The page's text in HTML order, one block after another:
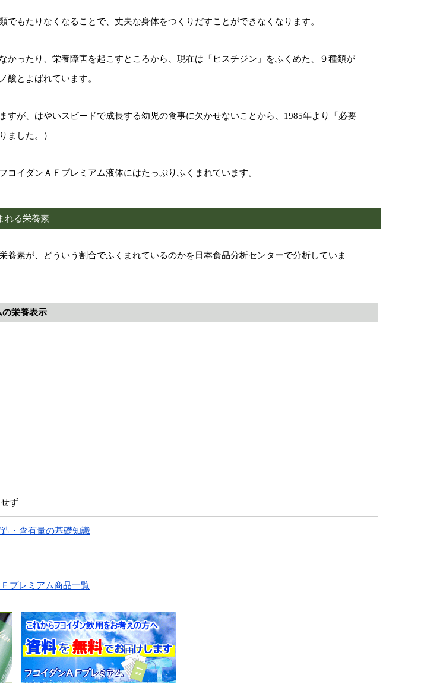
でもたりなくなることで、丈夫な身体をつくりだすことができなくなります。
かったり、栄養障害を起こすところから、現在は「ヒスチジン」をふくめた、９種類が
酸とよばれています。
すが、はやいスピードで成長する幼児の食事に欠かせないことから、1985年より「必要
ました。）
コイダンＡＦプレミアム液体にはたっぷりふくまれています。
れる栄養素
養素が、どういう割合でふくまれているのかを日本食品分析センターで分析していま
の栄養表示
ず
・含有量の基礎知識
プレミアム商品一覧